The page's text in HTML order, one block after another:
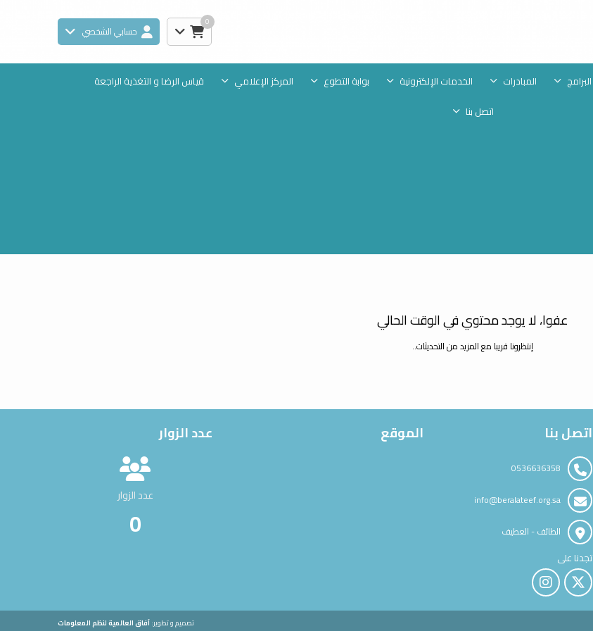
0
حسابي الشخصي
البرامج المبادرات الخدمات الإلكترونية بوابة التطوع المركز الإعلامي
قياس الرضا و التغذية الراجعة
اتصل بنا
عفوا، لا يوجد محتوي في الوقت الحالي
إنتظرونا قريبا مع المزيد من التحديثات..
اتصل بنا
0536636358
info@beralateef.org.sa
الطائف - العطيف
تجدنا على
الموقع عدد الزوار
عدد الزوار
0
تصميم و تطوير:آفاق العالمية لنظم المعلومات